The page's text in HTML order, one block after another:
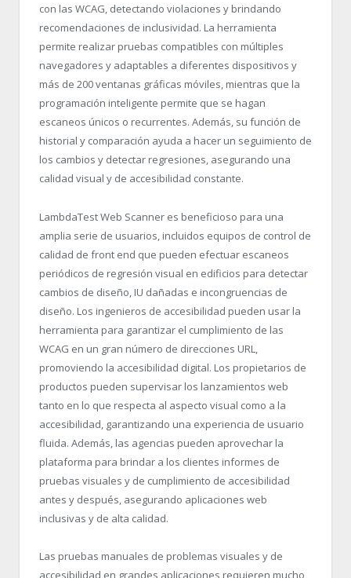
con las WCAG, detectando violaciones y brindando
recomendaciones de inclusividad. La herramienta
permite realizar pruebas compatibles con múltiples
navegadores y adaptables a diferentes dispositivos y
más de 200 ventanas gráficas móviles, mientras que la
programación inteligente permite que se hagan
escaneos únicos o recurrentes. Además, su función de
historial y comparación ayuda a hacer un seguimiento de
los cambios y detectar regresiones, asegurando una
calidad visual y de accesibilidad constante.
LambdaTest Web Scanner es beneficioso para una
amplia serie de usuarios, incluidos equipos de control de
calidad de front end que pueden efectuar escaneos
periódicos de regresión visual en edificios para detectar
cambios de diseño, IU dañadas e incongruencias de
diseño. Los ingenieros de accesibilidad pueden usar la
herramienta para garantizar el cumplimiento de las
WCAG en un gran número de direcciones URL,
promoviendo la accesibilidad digital. Los propietarios de
productos pueden supervisar los lanzamientos web
tanto en lo que respecta al aspecto visual como a la
accesibilidad, garantizando una experiencia de usuario
fluida. Además, las agencias pueden aprovechar la
plataforma para brindar a los clientes informes de
pruebas visuales y de cumplimiento de accesibilidad
antes y después, asegurando aplicaciones web
inclusivas y de alta calidad.
Las pruebas manuales de problemas visuales y de
accesibilidad en grandes aplicaciones requieren mucho